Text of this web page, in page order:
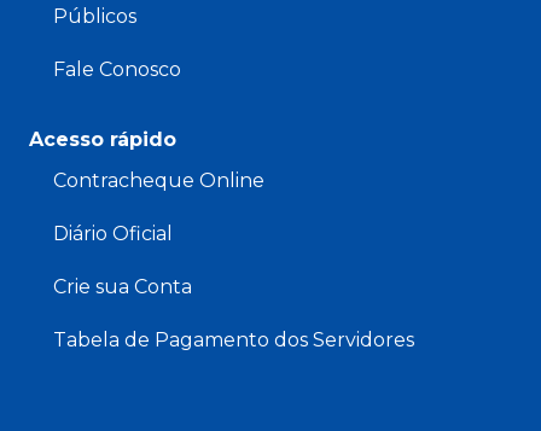
Públicos
Fale Conosco
Acesso rápido
Contracheque Online
Diário Oficial
Crie sua Conta
Tabela de Pagamento dos Servidores